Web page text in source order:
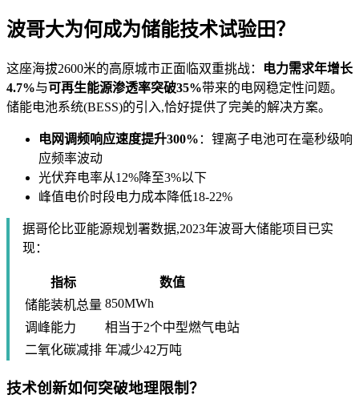
波哥大为何成为储能技术试验田？
这座海拔2600米的高原城市正面临双重挑战：
电力需求年增长
4.7%与可再生能源渗透率突破35%带来的电网稳定性问题。
储能电池系统(BESS)的引入,恰好提供了完美的解决方案。
电网调频响应速度提升300% ：锂离子电池可在毫秒级响
应频率波动
光伏弃电率从12%降至3%以下
峰值电价时段电力成本降低18-22%
据哥伦比亚能源规划署数据,2023年波哥大储能项目已实
现：
指标
数值
储能装机总量 850MWh
调峰能力
相当于2个中型燃气电站
二氧化碳减排 年减少42万吨
技术创新如何突破地理限制？